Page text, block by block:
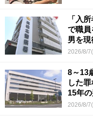
「入
で職
男を
2026/8/
8～13
した
15年
ていて
2026/8/